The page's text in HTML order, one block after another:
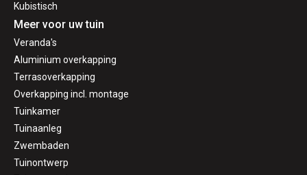
Kubistisch
Meer voor uw tuin
Veranda's
Aluminium overkapping
Terrasoverkapping
Overkapping incl. montage
Tuinkamer
Tuinaanleg
Zwembaden
Tuinontwerp